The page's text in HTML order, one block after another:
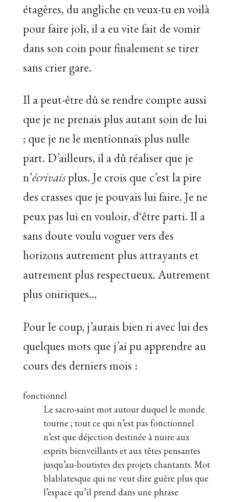
étagères, du angliche en veux-tu en voilà
pour faire joli, il a eu vite fait de vomir
dans son coin pour finalement se tirer
sans crier gare.
Il a peut-être dû se rendre compte aussi
que je ne prenais plus autant soin de lui
; que je ne le mentionnais plus nulle
part. D’ailleurs, il a dû réaliser que je
n’écrivaisplus. Je crois que c’est la pire
des crasses que je pouvais lui faire. Je ne
peux pas lui en vouloir, d‘être parti. Il a
sans doute voulu voguer vers des
horizons autrement plus attrayants et
autrement plus respectueux. Autrement
plus oniriques…
Pour le coup, j’aurais bien ri avec lui des
quelques mots que j’ai pu apprendre au
cours des derniers mois :
fonctionnel
Le sacro-saint mot autour duquel le monde
tourne ; tout ce qui n’est pas fonctionnel
n’est que déjection destinée à nuire aux
esprits bienveillants et aux têtes pensantes
jusqu’au-boutistes des projets chantants. Mot
blablatesque qui ne veut dire guère plus que
l’espace qu’il prend dans une phrase